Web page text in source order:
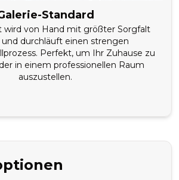
Standard
wird von Hand mit größter Sorgfalt
durchläuft einen strengen
Perfekt, um Ihr Zuhause zu
in einem professionellen Raum
auszustellen.